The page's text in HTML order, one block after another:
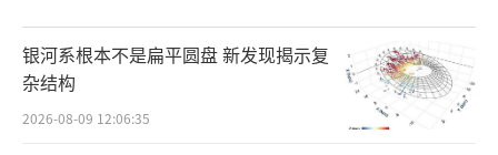
银河系根本不是扁平圆盘 新发现揭示复
杂结构
2026-08-09 12:06:35